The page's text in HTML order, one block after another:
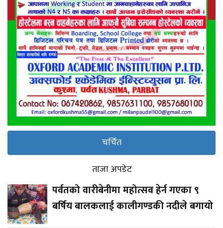
चर्चित
ताजा अपडेट
पर्वतको वारीबेनीमा महोत्सव हेर्न गएका ९
बर्षिय बालकलाई कालीगण्डकी नदीले बगायो